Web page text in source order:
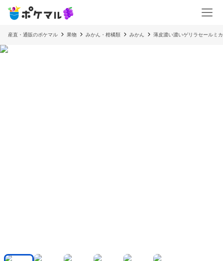
産直・通販のポケマル 果物 みかん・柑橘類 みかん 薄皮濃い濃いゲリラセールミ